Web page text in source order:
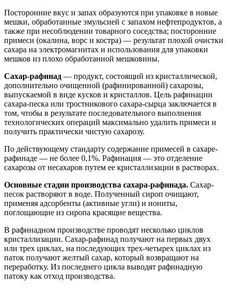
Посторонние вкус и запах образуются при упаковке в новые
мешки, обработанные эмульсией с запахом нефтепродуктов, а
также при несоблюдении товарного соседства; посторонние
примеси (окалина, ворс и костра) — результат плохой очистки
сахара на электромагнитах и использования для упаковки
мешков из плохо обработанной мешковины.
Сахар-рафинад — продукт, состоящий из кристаллической,
дополнительно очищенной (рафинированной) сахарозы,
выпускаемой в виде кусков и кристаллов. Цель рафинации
сахара-песка или тростникового сахара-сырца заключается в
том, чтобы в результате последовательного выполнения
технологических операций максимально удалить примеси и
получить практически чистую сахарозу.
По действующему стандарту содержание примесей в сахаре-
рафинаде — не более 0,1%. Рафинация — это отделение
сахарозы от несахаров путем ее кристаллизации в растворах.
Основные стадии производства сахара-рафинада. Сахар-
песок растворяют в воде. Полученный сироп очищают,
применяя адсорбенты (активные угли) и иониты,
поглощающие из сиропа красящие вещества.
В рафинадном производстве проводят несколько циклов
кристаллизации. Сахар-рафинад получают на первых двух
или трех циклах, на последующих трех-четырех циклах из
паток получают желтый сахар, который возвращают на
переработку. Из последнего цикла выводят рафинадную
патоку как отход производства.